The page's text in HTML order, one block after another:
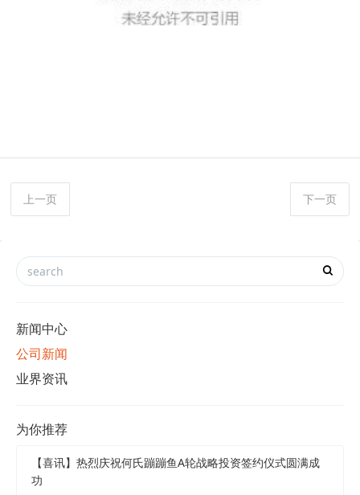
上一页 下一页
新闻中心
公司新闻
业界资讯
为你推荐
【喜讯】热烈庆祝何氏蹦蹦鱼A轮战略投资签约仪式圆满成
功